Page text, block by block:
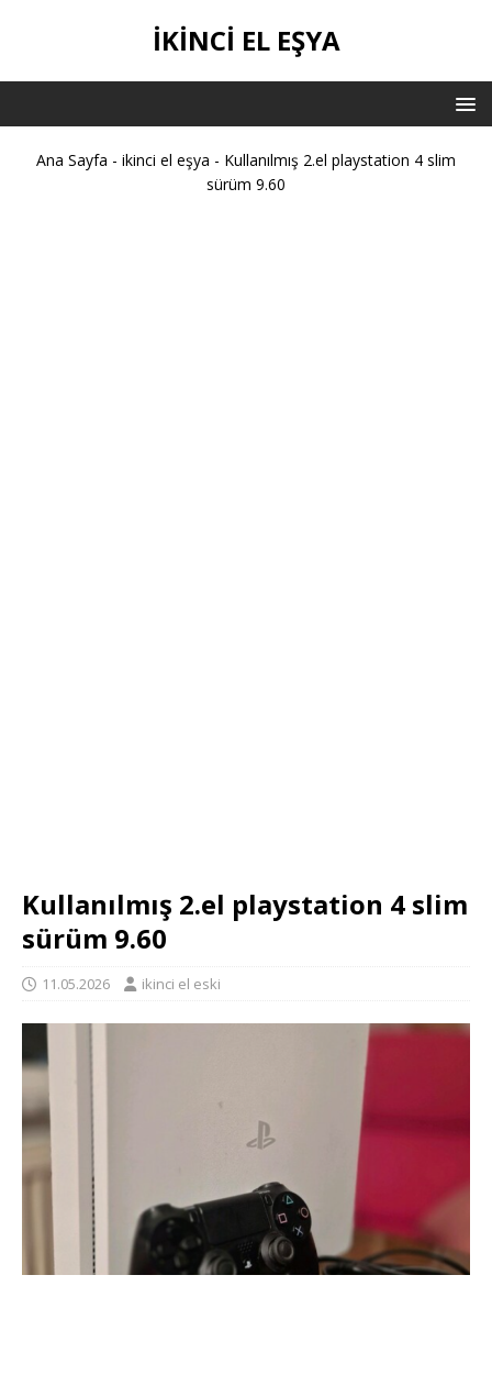
IKINCI EL EŞYA
Ana Sayfa - ikinci el eşya - Kullanılmış 2.el playstation 4 slim
sürüm 9.60
Kullanılmış 2.el playstation 4 slim
sürüm 9.60
11.05.2026 ikinci el eski